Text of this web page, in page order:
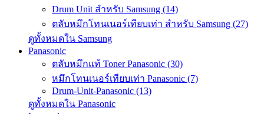
Drum Unit สำหรับ Samsung (14)
ตลับหมึกโทนเนอร์เทียบเท่า สำหรับ Samsung (27)
ดูทั้งหมดใน Samsung
Panasonic
ตลับหมึกแท้ Toner Panasonic (30)
หมึกโทนเนอร์เทียบเท่า Panasonic (7)
Drum-Unit-Panasonic (13)
ดูทั้งหมดใน Panasonic